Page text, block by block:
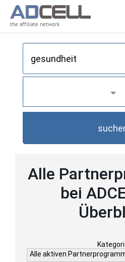
the affiliate network
Alle
bei
Alle aktiven